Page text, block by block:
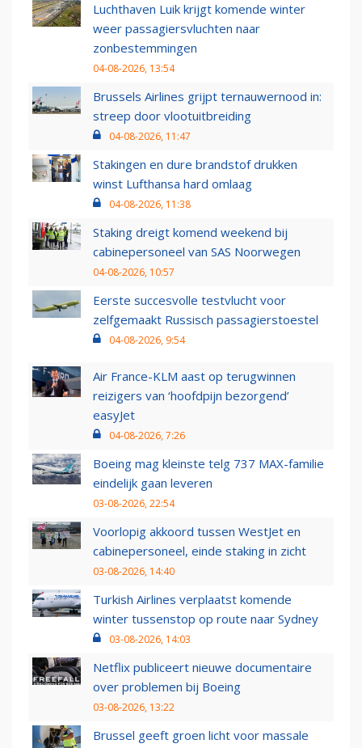
Luchthaven Luik krijgt komende winter
weer passagiersvluchten naar
zonbestemmingen
04-08-2026, 13:54
Brussels Airlines grijpt ternauwernood in:
streep door vlootuitbreiding
04-08-2026, 11:47
Stakingen en dure brandstof drukken
winst Lufthansa hard omlaag
04-08-2026, 11:38
Staking dreigt komend weekend bij
cabinepersoneel van SAS Noorwegen
04-08-2026, 10:57
Eerste succesvolle testvlucht voor
zelfgemaakt Russisch passagierstoestel
04-08-2026, 9:54
Air France-KLM aast op terugwinnen
reizigers van ‘hoofdpijn bezorgend’
easyJet
04-08-2026, 7:26
Boeing mag kleinste telg 737 MAX-familie
eindelijk gaan leveren
03-08-2026, 22:54
Voorlopig akkoord tussen WestJet en
cabinepersoneel, einde staking in zicht
03-08-2026, 14:40
Turkish Airlines verplaatst komende
winter tussenstop op route naar Sydney
03-08-2026, 14:03
Netflix publiceert nieuwe documentaire
over problemen bij Boeing
03-08-2026, 13:22
Brussel geeft groen licht voor massale